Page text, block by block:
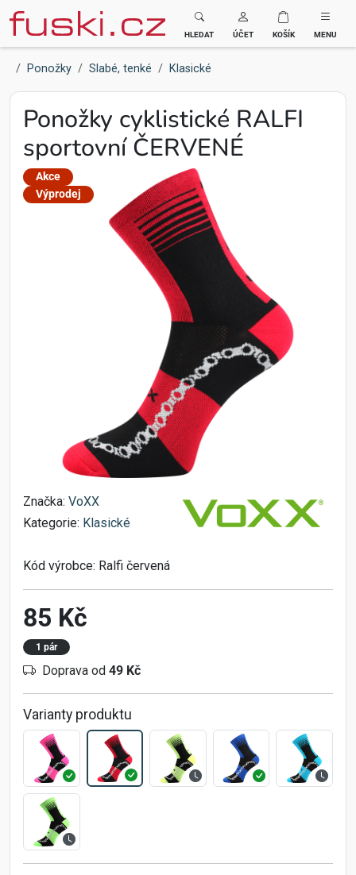
Fuski BOMA
HLEDAT ÚČET KOŠÍK MENU
Ponožky Slabé, tenké Klasické
Ponožky cyklistické RALFI
sportovní ČERVENÉ
Akce
Výprodej
Značka: VoXX
Kategorie: Klasické
Kód výrobce: Ralfi červená
85 Kč
1 pár
Doprava od 49 Kč
Varianty produktu